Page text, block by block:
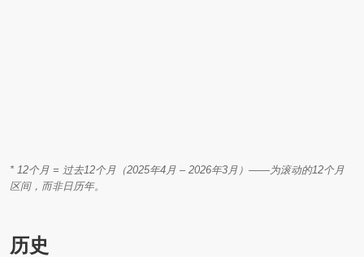
* 12个月 = 过去12个月（2025年4月 – 2026年3月）——为滚动的12个月
区间，而非日历年。
历史